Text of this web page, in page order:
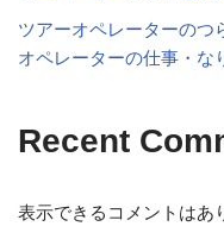
ツアーオペレーターのつ
オペレーターの仕事・な
Recent
表示できるコメントはあ